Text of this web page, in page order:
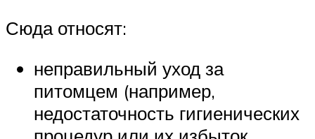
Сюда относят:
неправильный уход за
питомцем (например,
недостаточность гигиенических